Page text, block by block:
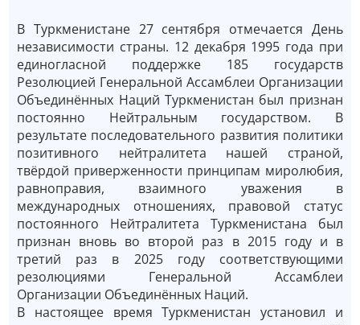
В Туркменистане 27 сентября отмечается День
независимости страны. 12 декабря 1995 года при
единогласной поддержке 185 государств
Резолюцией Генеральной Ассамблеи Организации
Объединённых Наций Туркменистан был признан
постоянно Нейтральным государством. В
результате последовательного развития политики
позитивного нейтралитета нашей страной,
твёрдой приверженности принципам миролюбия,
равноправия, взаимного уважения в
международных отношениях, правовой статус
постоянного Нейтралитета Туркменистана был
признан вновь во второй раз в 2015 году и в
третий раз в 2025 году соответствующими
резолюциями Генеральной Ассамблеи
Организации Объединённых Наций.
В настоящее время Туркменистан установил и